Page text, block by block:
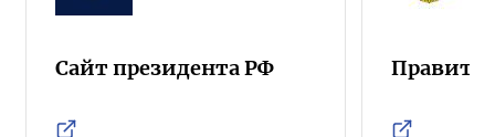
Сайт президента РФ